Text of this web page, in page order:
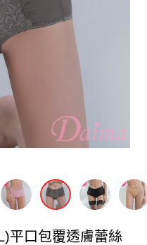
平口包覆透膚蕾絲